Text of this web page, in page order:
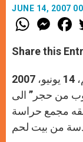
JUNE 14, 2007
W
h
t
s
p
p
M
e
s
e
e
r
F
a
e
b
k
Share this
بيت لحم، 14 يونيو، 2007. (ZENIT.org)- ان السلام في
من حجر” الى
مجمع حراسة